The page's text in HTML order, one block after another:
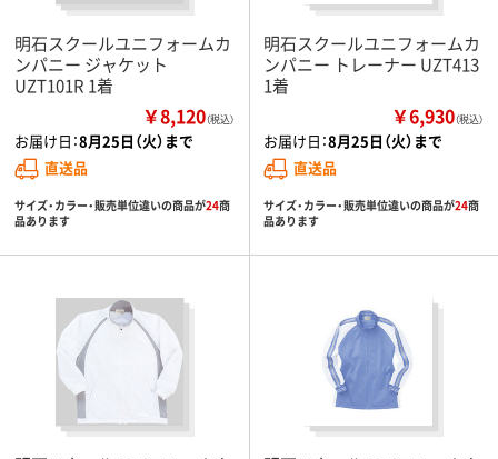
明石スクールユニフォームカ
ンパニー ジャケット
UZT101R 1着
￥8,120（税込）
お届け日：8月25日（火）まで
直送品
サイズ・カラー・販売単位違いの商品が24商
品あります
明石スクールユニフォームカ
ンパニー トレーナー UZT413
1着
￥6,930（税込）
お届け日：8月25日（火）まで
直送品
サイズ・カラー・販売単位違いの商品が24商
品あります